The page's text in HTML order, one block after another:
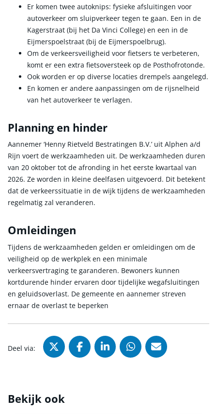
Er komen twee autoknips: fysieke afsluitingen voor
autoverkeer om sluipverkeer tegen te gaan. Een in de
Kagerstraat (bij het Da Vinci College) en een in de
Eijmerspoelstraat (bij de Eijmerspoelbrug).
Om de verkeersveiligheid voor fietsers te verbeteren,
komt er een extra fietsoversteek op de Posthofrotonde.
Ook worden er op diverse locaties drempels aangelegd.
En komen er andere aanpassingen om de rijsnelheid
van het autoverkeer te verlagen.
Planning en hinder
Aannemer ‘Henny Rietveld Bestratingen B.V.’ uit Alphen a/d
Rijn voert de werkzaamheden uit. De werkzaamheden duren
van 20 oktober tot de afronding in het eerste kwartaal van
2026. Ze worden in kleine deelfasen uitgevoerd. Dit betekent
dat de verkeerssituatie in de wijk tijdens de werkzaamheden
regelmatig zal veranderen.
Omleidingen
Tijdens de werkzaamheden gelden er omleidingen om de
veiligheid op de werkplek en een minimale
verkeersvertraging te garanderen. Bewoners kunnen
kortdurende hinder ervaren door tijdelijke wegafsluitingen
en geluidsoverlast. De gemeente en aannemer streven
ernaar de overlast te beperken
Deel via: Deel via X (Twitter), opent in
Deel via Facebook, opent
Deel via LinkedIn,
Deel viaDeel via
Bekijk ook